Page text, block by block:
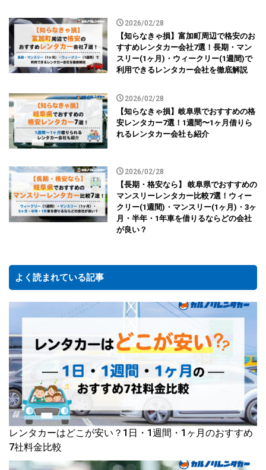
2026/02/28
【知らなきゃ損】富加町周辺で格安のお
すすめレンタカー会社7選！長期・マン
スリー(1ヶ月)・ウィークリー(1週間)で
利用できるレンタカー会社を徹底解説
2026/02/28
【知らなきゃ損】岐阜県でおすすめの格
安レンタカー7選！1週間〜1ヶ月借りら
れるレンタカー会社も紹介
2026/02/28
【長期・格安なら】 岐阜県でおすすめの
マンスリーレンタカー比較7選！ウィー
クリー(1週間)・マンスリー(1ヶ月)・3ヶ
月・半年・1年車を借りるならどの会社
が良い？
よく読まれている記事
レンタカーはどこが安い？1日・1週間・1ヶ月のおすすめ
7社料金比較